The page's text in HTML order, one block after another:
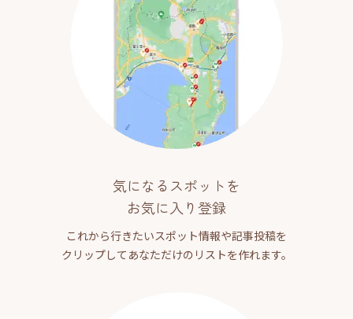
気になるスポットを
お気に入り登録
これから行きたいスポット情報や記事投稿を
クリップしてあなただけのリストを作れます。